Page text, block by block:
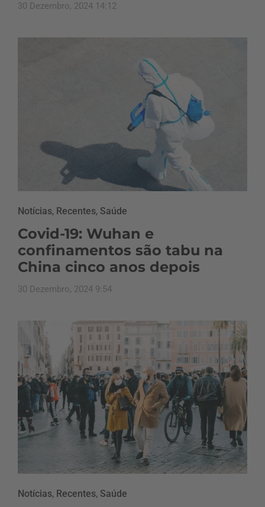
30 Dezembro, 2024 14:12
Notícias, Recentes, Saúde
Covid-19: Wuhan e
confinamentos são tabu na
China cinco anos depois
30 Dezembro, 2024 9:54
Notícias, Recentes, Saúde